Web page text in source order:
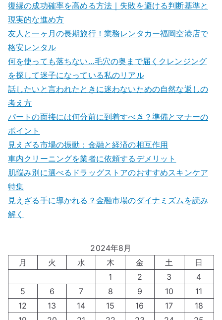
復縁の成功確率を高める方法｜失敗を避ける判断基準と
現実的な進め方
友人と一ヶ月の長期旅行！業務レンタカー福岡空港店で
格安レンタル
何を使っても落ちない…毛穴の奥まで届くクレンジング
を探して迷子になっている私のリアル
話したいと言われたときに迷わないための自然な返しの
考え方
パートの面接には何分前に到着すべき？準備とマナーの
ポイント
見えざる市場の振動：金融と経済の相互作用
車内クリーニングを業者に依頼するデメリット
肌悩み別に選べるドラッグストアのおすすめスキンケア
特集
見えざる手に導かれる？金融市場のダイナミズムを読み
解く
2024年8月
月
火 水 木 金 土
日
1
2 3
4
5
6 7 8 9 10
11
12
13 14 15 16 17
18